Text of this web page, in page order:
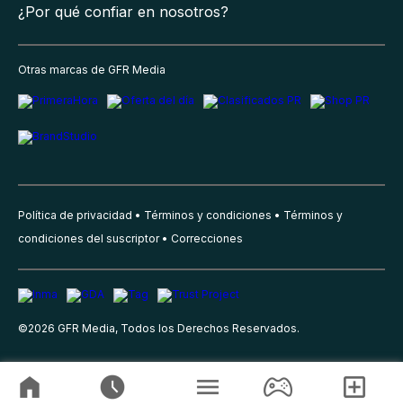
¿Por qué confiar en nosotros?
Otras marcas de GFR Media
Política de privacidad Términos y condiciones
Términos y
condiciones del suscriptor
Correcciones
©2026 GFR Media, Todos los Derechos Reservados.